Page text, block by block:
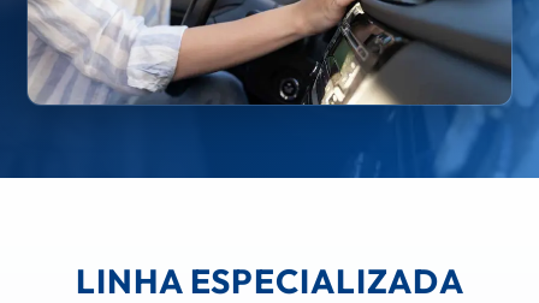
LINHA ESPECIALIZADA